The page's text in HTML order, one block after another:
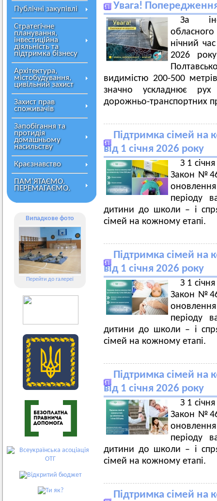
Публічні закупівлі
Стратегічне
планування,
інвестиційна
діяльність та
підтримка бізнесу
Архітектура,
містобудування,
цивільний захист
Захист прав
споживачів
Запобігання та
протидія
домашньому
насильству
Краєзнавство
ПАМ’ЯТАЄМО.
ПЕРЕМАГАЄМО.
Випадкове фото
Перейти до галереї
Увага!
За
нічний
2026
видимістю 200-500
значно ускладнює
дорожньо-транспортних
Підтримка сімей на
від 1 січня 2026 року
З 1
Закон
періоду
дитини до школи – і
сімей на кожному етапі.
Підтримка сімей на
від 1 січня 2026 року
З 1
Закон
періоду
дитини до школи – і
сімей на кожному етапі.
Підтримка сімей на
від 1 січня 2026 року
З 1
Закон
періоду
дитини до школи – і
сімей на кожному етапі.
Підтримка сімей на